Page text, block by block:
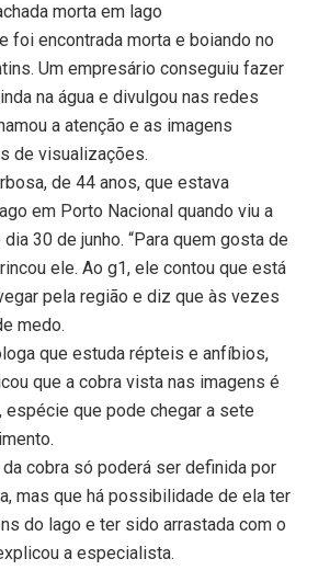
morta em lago
foi encontrada morta e boiando no
Um empresário conseguiu fazer
na água e divulgou nas redes
a atenção e as imagens
de visualizações.
de 44 anos, que estava
em Porto Nacional quando viu a
30 de junho. “Para quem gosta de
ele. Ao g1, ele contou que está
pela região e diz que às vezes
medo.
que estuda répteis e anfíbios,
que a cobra vista nas imagens é
espécie que pode chegar a sete
cobra só poderá ser definida por
mas que há possibilidade de ela ter
do lago e ter sido arrastada com o
a especialista.